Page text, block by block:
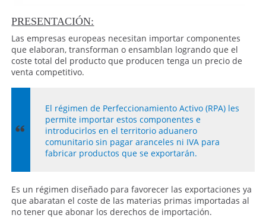
PRESENTACIÓN:
Las empresas europeas necesitan importar componentes
que elaboran, transforman o ensamblan logrando que el
coste total del producto que producen tenga un precio de
venta competitivo.
El régimen de Perfeccionamiento Activo (RPA) les
permite importar estos componentes e
introducirlos en el territorio aduanero
comunitario sin pagar aranceles ni IVA para
fabricar productos que se exportarán.
Es un régimen diseñado para favorecer las exportaciones ya
que abaratan el coste de las materias primas importadas al
no tener que abonar los derechos de importación.